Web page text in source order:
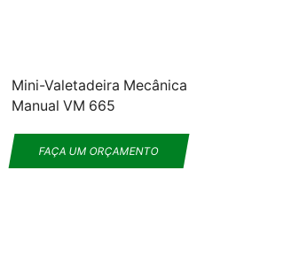
Mini-Valetadeira Mecânica
Manual VM 665
FAÇA UM ORÇAMENTO